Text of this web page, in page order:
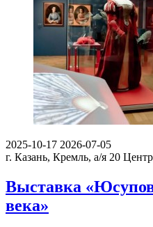
2025-10-17 2026-07-05
г. Казань, Кремль, а/я 20
Выставка
века»